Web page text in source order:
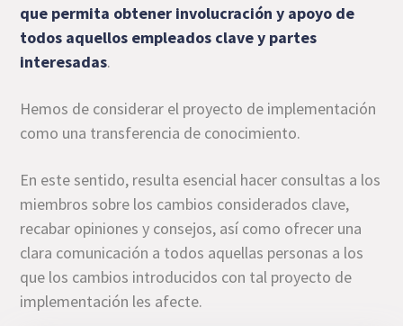
que permita obtener involucración y apoyo de
todos aquellos empleados clave y partes
interesadas.
Hemos de considerar el proyecto de implementación
como una transferencia de conocimiento.
En este sentido, resulta esencial hacer consultas a los
miembros sobre los cambios considerados clave,
recabar opiniones y consejos, así como ofrecer una
clara comunicación a todos aquellas personas a los
que los cambios introducidos con tal proyecto de
implementación les afecte.